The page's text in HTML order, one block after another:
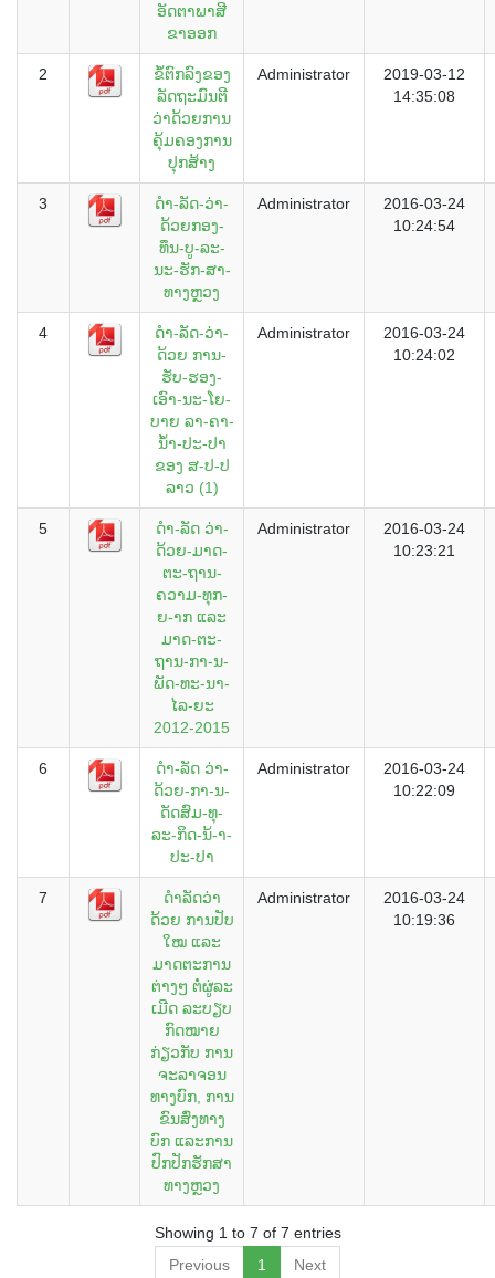
ອັດຕາພາສີ
ຂາອອກ
2
ຂໍ້ຕົກລົງຂອງ
ລັດຖະມົນຕີ
ວ່າດ້ວຍການ
ຄຸ້ມຄອງການ
ປຸກສ້າງ
Administrator
2019-03-12
14:35:08
3
ດຳ-ລັດ-ວ່າ-
ດ້ວຍກອງ-
ທຶນ-ບູ-ລະ-
ນະ-ຮັກ-ສາ-
ທາງຫຼວງ
Administrator
2016-03-24
10:24:54
4
ດຳ-ລັດ-ວ່າ-
ດ້ວຍ ການ-
ຮັບ-ຮອງ-
ເອົາ-ນະ-ໂຍ-
ບາຍ ລາ-ຄາ-
ນ້ຳ-ປະ-ປາ
ຂອງ ສ-ປ-ປ
ລາວ (1)
Administrator
2016-03-24
10:24:02
5
ດຳ-ລັດ ວ່າ-
ດ້ວຍ-ມາດ-
ຕະ-ຖານ-
ຄວາມ-ທຸກ-
ຍ-າກ ແລະ
ມາດ-ຕະ-
ຖານ-ກາ-ນ-
ພັດ-ທະ-ນາ-
ໄລ-ຍະ
2012-2015
Administrator
2016-03-24
10:23:21
6
ດຳ-ລັດ ວ່າ-
ດ້ວຍ-ກາ-ນ-
ດັດສົມ-ທຸ-
ລະ-ກິດ-ນ້-າ-
ປະ-ປາ
Administrator
2016-03-24
10:22:09
7
ດຳ​ລັດ​ວ່າ​
ດ້ວຍ ​ການ​ປັບ​
ໃໝ ແລະ
ມາດ​ຕະ​ການ​
ຕ່າງໆ​ ຕໍ່​ຜູ່​ລະ​
ເມີດ ​ລະບຽບ
ກົດໝາຍ
ກ່ຽວກັບ ການ
ຈະລາຈອນ
ທາງບົກ, ການ
ຂົນສົ່ງທາງ
ບົກ ແລະການ
ປົກປັກຮັກສາ
ທາງຫຼວງ
Administrator
2016-03-24
10:19:36
Showing 1 to 7 of 7 entries
Previous
1 Next